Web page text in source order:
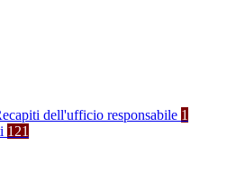
dell'ufficio responsabile 1
121